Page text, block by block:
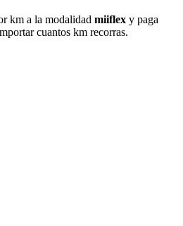
km a la modalidad miiflex y paga
cuantos km recorras.